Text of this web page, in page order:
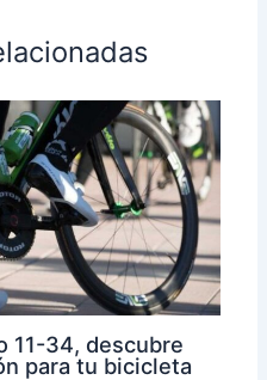
11-34, descubre
para tu bicicleta